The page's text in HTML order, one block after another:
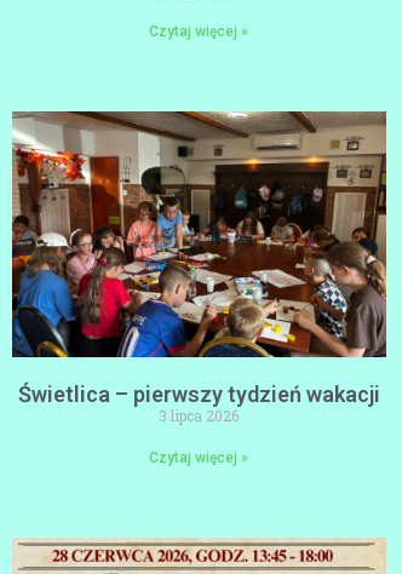
Czytaj więcej »
Świetlica – pierwszy tydzień wakacji
3 lipca 2026
Czytaj więcej »